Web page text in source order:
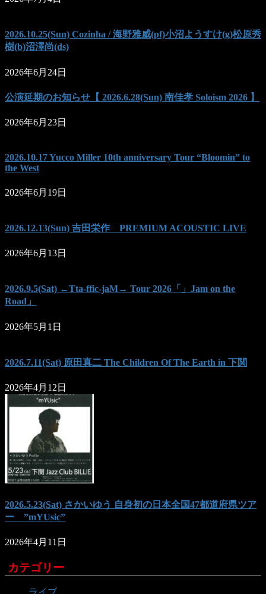
2026.10.25(Sun) Cozinha / 海野雅威(pf)小沼ようすけ(g)松原秀
樹(b)沼澤尚(ds)
2026年6月24日
公演延期のお知らせ【 2026.6.28(Sun) 南佳孝 Soloism 2026 】
2026年6月23日
2026.10.17 Yucco Miller 10th anniversary Tour “Bloomin” to
the West
2026年6月19日
2026.12.13(Sun) 吉田栄作 PREMIUM ACOUSTIC LIVE
2026年6月13日
2026.9.5(Sat) ←Tta-ffic-jaM→ Tour 2026「」Jam on the
Road」
2026年5月1日
2026.7.11(Sat) 原田真二 The Children Of The Earth in 下関
2026年4月12日
2026.5.23(Sat) さかいゆう 自身初の日本全国47都道府県ツア
ー ”mYUsic”
2026年4月11日
カテゴリー